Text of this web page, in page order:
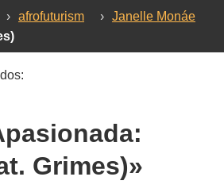
› afrofuturism › Janelle Monáe
Grimes)»